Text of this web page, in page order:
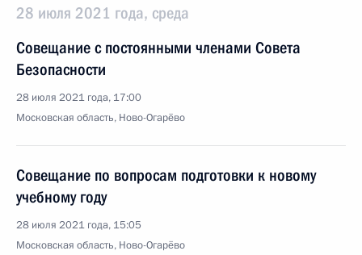
28 июля 2021 года, среда
Совещание с постоянными членами Совета
Безопасности
28 июля 2021 года, 17:00
Московская область, Ново-Огарёво
Совещание по вопросам подготовки к новому
учебному году
28 июля 2021 года, 15:05
Московская область, Ново-Огарёво